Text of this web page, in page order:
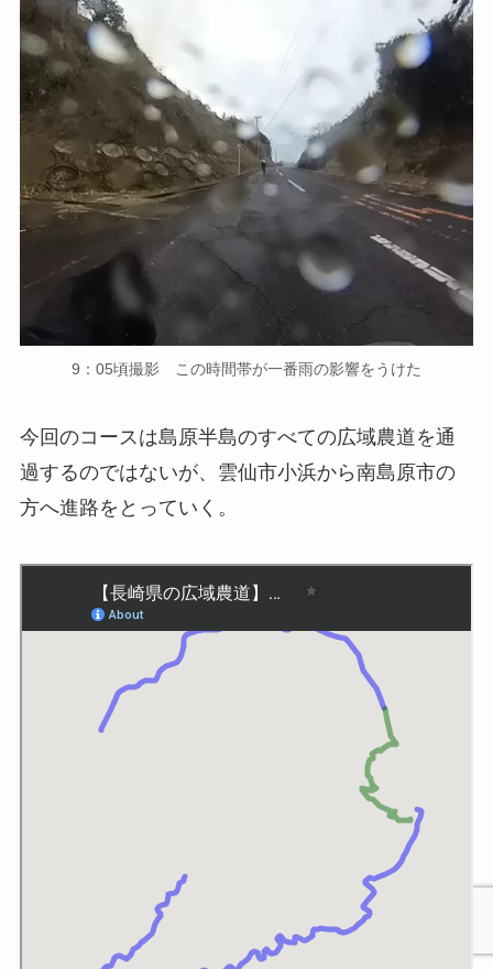
9：05頃撮影 この時間帯が一番雨の影響をうけた
今回のコースは島原半島のすべての広域農道を通
過するのではないが、雲仙市小浜から南島原市の
方へ進路をとっていく。